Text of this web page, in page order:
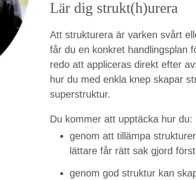
Lär dig strukt(h)urera
Att strukturera är varken svårt
får du en konkret handlingsplan
redo att appliceras direkt efter
hur du med enkla knep skapar
superstruktur.
Du kommer att upptäcka hur du:
genom att tillämpa
lättare får rätt sak gjord först
genom god struktur kan